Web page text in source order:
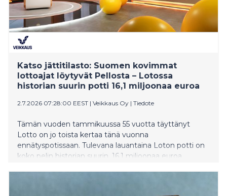
Katso jättitilasto: Suomen kovimmat
lottoajat löytyvät Pellosta – Lotossa
historian suurin potti 16,1 miljoonaa euroa
2.7.2026 07:28:00 EEST | Veikkaus Oy | Tiedote
Tämän vuoden tammikuussa 55 vuotta täyttänyt
Lotto on jo toista kertaa tänä vuonna
ennätyspotissaan. Tulevana lauantaina Loton potti on
koko pelin historian suurin, 16,1 miljoonaa euroa.